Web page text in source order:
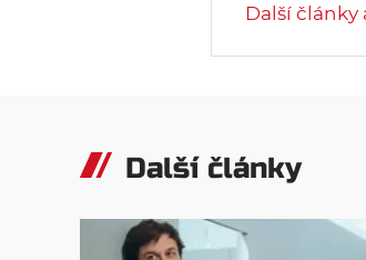
Další články
Další články